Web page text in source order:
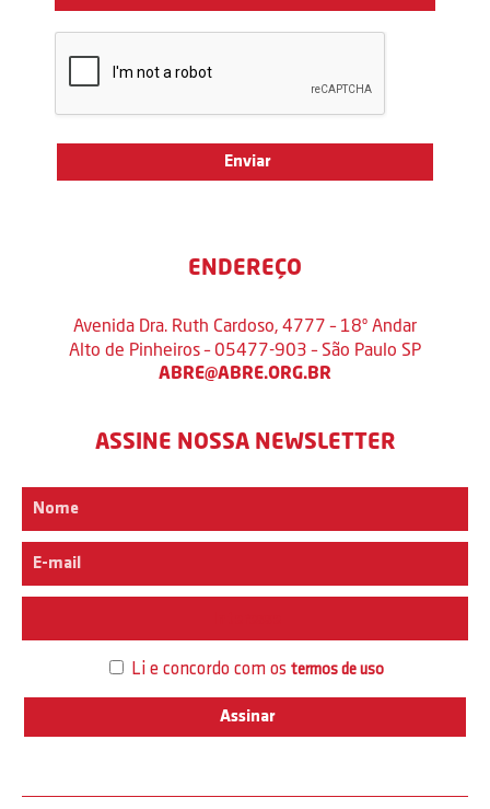
ENDEREÇO
Avenida Dra. Ruth Cardoso, 4777 – 18º Andar
Alto de Pinheiros – 05477-903 – São Paulo SP
ABRE@ABRE.ORG.BR
ASSINE NOSSA NEWSLETTER
Li e concordo com os termos de uso